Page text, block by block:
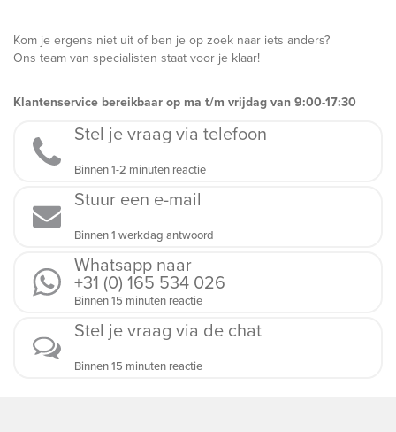
Kom je ergens niet uit of ben je op zoek naar iets anders?
Ons team van specialisten staat voor je klaar!
Klantenservice bereikbaar op ma t/m vrijdag van 9:00-17:30
Stel je vraag via telefoon
Binnen 1-2 minuten reactie
Stuur een e-mail
Binnen 1 werkdag antwoord
Whatsapp naar
+31 (0) 165 534 026
Binnen 15 minuten reactie
Stel je vraag via de chat
Binnen 15 minuten reactie